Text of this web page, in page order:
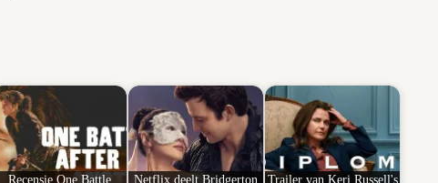
Recensie One Battle
Netflix deelt Bridgerton
Trailer van Keri Russell's